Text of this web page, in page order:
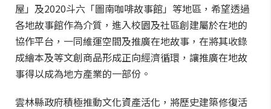
屋」及2020斗六「圖南咖啡故事館」等地區，希望透過
各地故事館作為介質，進入校園及社區創建屬於在地的
協作平台，一同維運空間及推廣在地故事，在將其收錄
成繪本及等文創商品形成正向經濟循環，讓推廣在地故
事得以成為地方產業的一部份。
雲林縣政府積極推動文化資產活化，將歷史建築修復活